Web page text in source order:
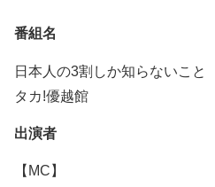
番組名
日本人の3割しか知らないこ
タカ!優越館
出演者
【MC】